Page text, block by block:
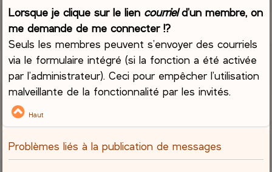
Lorsque je clique sur le lien courrield’un membre, on
me demande de me connecter !?
Seuls les membres peuvent s’envoyer des courriels
via le formulaire intégré (si la fonction a été activée
par l’administrateur). Ceci pour empêcher l’utilisation
malveillante de la fonctionnalité par les invités.
Haut
Problèmes liés à la publication de messages